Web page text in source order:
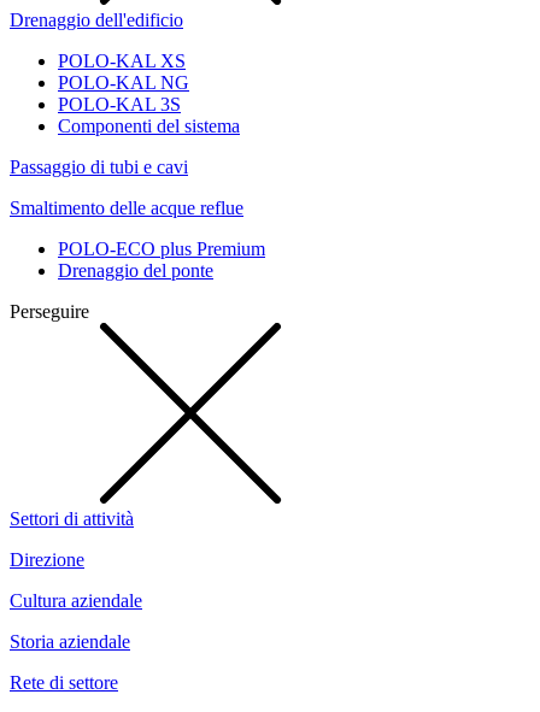
Drenaggio dell'edificio
POLO-KAL XS
POLO-KAL NG
POLO-KAL 3S
Componenti del sistema
Passaggio di tubi e cavi
Smaltimento delle acque reflue
POLO-ECO plus Premium
Drenaggio del ponte
Perseguire
Settori di attività
Direzione
Cultura aziendale
Storia aziendale
Rete di settore